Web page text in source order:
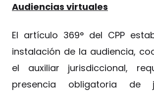
Audiencias virtuales
El artículo 369° del CPP
instalación de la audiencia,
el auxiliar jurisdiccional,
presencia obligatoria de